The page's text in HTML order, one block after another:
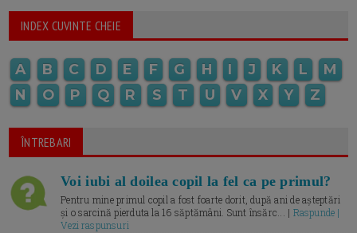
INDEX CUVINTE CHEIE
A B C D E F G H I J K L
M
N
O P Q R S T U V X Y Z
ÎNTREBARI
Voi iubi al doilea copil la fel ca pe primul?
Pentru mine primul copil a fost foarte dorit, după ani de așteptări
și o sarcină pierduta la 16 săptămâni. Sunt însărc... | Raspunde |
Vezi raspunsuri